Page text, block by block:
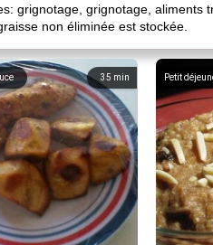
grignotage, grignotage,
non éliminée est stockée.
35 min Petit